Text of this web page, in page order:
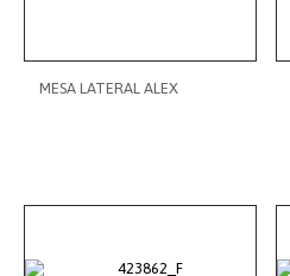
MESA LATERAL ALEX